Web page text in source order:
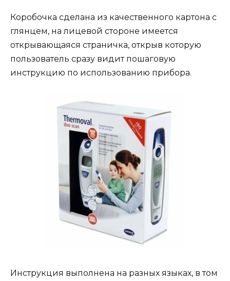
Коробочка сделана из качественного картона с
глянцем, на лицевой стороне имеется
открывающаяся страничка, открыв которую
пользователь сразу видит пошаговую
инструкцию по использованию прибора.
Инструкция выполнена на разных языках, в том